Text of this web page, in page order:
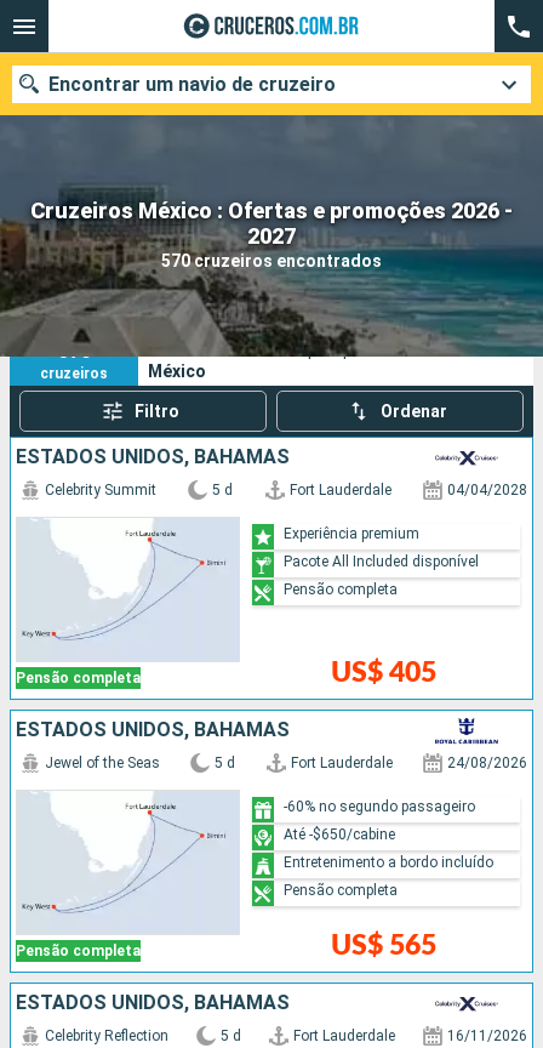
Cruzeiros México : Ofertas e promoções 2026 -
2027
570 cruzeiros encontrados
Encontrar um navio de cruzeiro
Quando ir?
Data de partida
Cidades Companhias
Pesquisar
570
cruzeiros
Os seus critérios de pesquisa:
México
Filtro Ordenar
ESTADOS UNIDOS, BAHAMAS
Pensão completa
Celebrity Summit 5 d Fort Lauderdale 04/04/2028
US$ 405
Experiência premium
Pacote All Included disponível
Pensão completa
ESTADOS UNIDOS, BAHAMAS
Pensão completa
Jewel of the Seas 5 d Fort Lauderdale 24/08/2026
US$ 565
-60% no segundo passageiro
Até -$650/cabine
Entretenimento a bordo incluído
Pensão completa
ESTADOS UNIDOS, BAHAMAS
Celebrity Reflection 5 d Fort Lauderdale 16/11/2026